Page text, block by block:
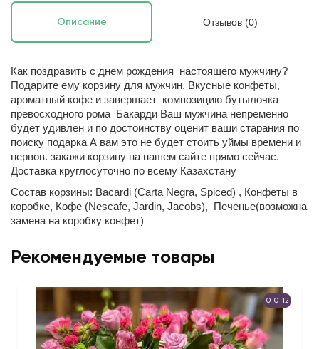
Описание Отзывов (0)
Как поздравить с днем рождения настоящего мужчину?
Подарите ему корзину для мужчин. Вкусные конфеты,
ароматный кофе и завершает композицию бутылочка
превосходного рома Бакарди Ваш мужчина непременно
будет удивлен и по достоинству оценит ваши старания по
поиску подарка А вам это не будет стоить уймы времени и
нервов. закажи корзину на нашем сайте прямо сейчас.
Доставка круглосуточно по всему Казахстану
Состав корзины: Bacardi (Carta Negra, Spiced) , Конфеты в
коробке, Кофе (Nescafe, Jardin, Jacobs), Печенье(возможна
замена на коробку конфет)
Рекомендуемые товары
0-0-12